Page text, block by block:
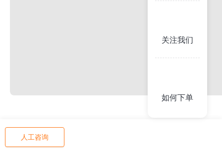
人工咨询
关注我们
如何下单